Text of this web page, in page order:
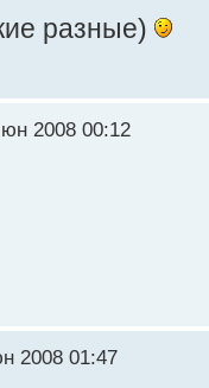
разные)
2008 00:12
2008 01:47